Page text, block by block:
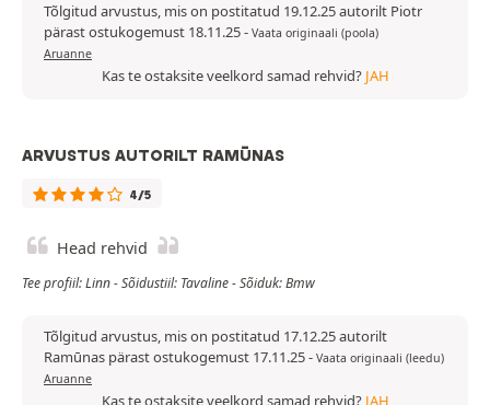
Tõlgitud arvustus, mis on postitatud 19.12.25 autorilt Piotr
pärast ostukogemust 18.11.25- Vaata originaali (poola)
Aruanne
Kas te ostaksite veelkord samad rehvid? JAH
ARVUSTUS AUTORILT RAMŪNAS
4/5
Head rehvid
Tee profiil: Linn - Sõidustiil: Tavaline - Sõiduk: Bmw
Tõlgitud arvustus, mis on postitatud 17.12.25 autorilt
Ramūnas pärast ostukogemust 17.11.25- Vaata originaali (leedu)
Aruanne